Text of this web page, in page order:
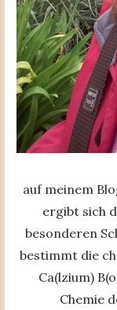
auf meinem
ergibt sich
besonderen
bestimmt die
Ca(lzium)
Chemie